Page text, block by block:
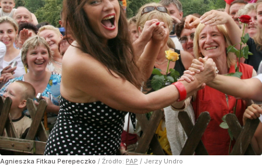
Agnieszka Fitkau Perepeczko / Źródło: PAP / Jerzy Undro